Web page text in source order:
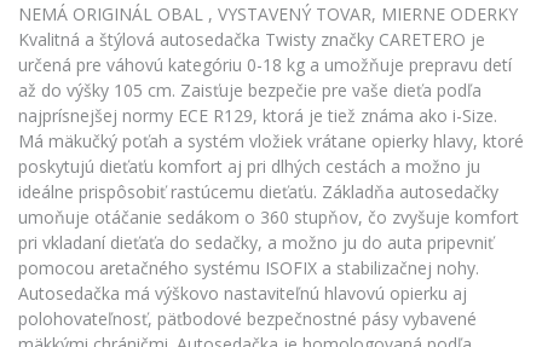
NEMÁ ORIGINÁL OBAL , VYSTAVENÝ TOVAR, MIERNE ODERKY
Kvalitná a štýlová autosedačka Twisty značky CARETERO je
určená pre váhovú kategóriu 0-18 kg a umožňuje prepravu detí
až do výšky 105 cm. Zaisťuje bezpečie pre vaše dieťa podľa
najprísnejšej normy ECE R129, ktorá je tiež známa ako i-Size.
Má mäkučký poťah a systém vložiek vrátane opierky hlavy, ktoré
poskytujú dieťaťu komfort aj pri dlhých cestách a možno ju
ideálne prispôsobiť rastúcemu dieťaťu. Základňa autosedačky
umoňuje otáčanie sedákom o 360 stupňov, čo zvyšuje komfort
pri vkladaní dieťaťa do sedačky, a možno ju do auta pripevniť
pomocou aretačného systému ISOFIX a stabilizačnej nohy.
Autosedačka má výškovo nastaviteľnú hlavovú opierku aj
polohovateľnosť, päťbodové bezpečnostné pásy vybavené